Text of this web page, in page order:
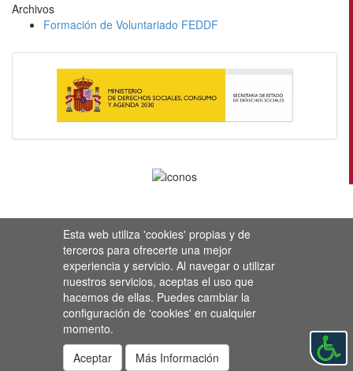
Esta web utiliza 'cookies' propias y de
terceros para ofrecerte una mejor
experiencia y servicio. Al navegar o utilizar
nuestros servicios, aceptas el uso que
hacemos de ellas. Puedes cambiar la
configuración de 'cookies' en cualquier
momento.
Aceptar
Más Información
Archivos
Formación de Voluntariado FEDDF